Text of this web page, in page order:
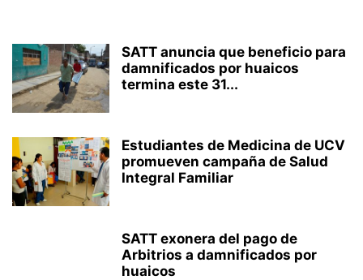
SATT anuncia que beneficio para
damnificados por huaicos
termina este 31...
Estudiantes de Medicina de UCV
promueven campaña de Salud
Integral Familiar
SATT exonera del pago de
Arbitrios a damnificados por
huaicos